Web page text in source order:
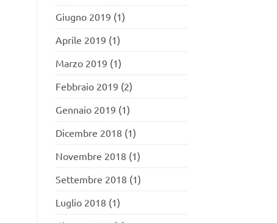
Giugno 2019 (1)
Aprile 2019 (1)
Marzo 2019 (1)
Febbraio 2019 (2)
Gennaio 2019 (1)
Dicembre 2018 (1)
Novembre 2018 (1)
Settembre 2018 (1)
Luglio 2018 (1)